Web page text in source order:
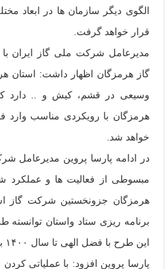
الگوی دیگر سازمان ها در ابعاد
قرار خواهد گرفت.
مدیرعامل شرکت ملی گاز ایران
گاز هرمزگان اظهار داشت: استان
وسیعی در قشم، کیش و .. دارد
هرمزگان با رویکردی مناسب وارد
خواهد شد.
در ادامه پارسا پروین مدیرعامل
مبسوطی از فعالیت ها و عملکرد
هرمزگان جزونخستین شرکت گاز
برنامه ریزی ستاد واستان توانسته
این طرح با فضل الهی تا سال ۱۴۰۰ به صورت کامل محقق خواهد شد.